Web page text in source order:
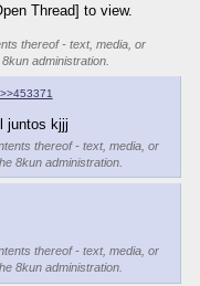
Thread] to view.
thereof - text, media, or
administration.
>>453371
juntos kjjj
thereof - text, media, or
8kun administration.
thereof - text, media, or
8kun administration.